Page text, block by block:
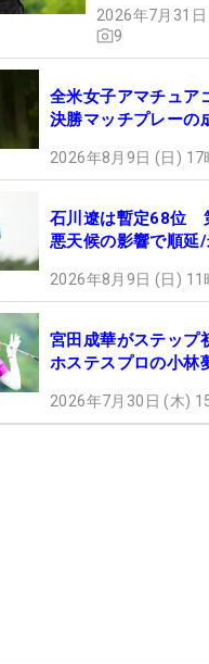
2026年7月31
9
全米女子アマチュ
決勝マッチプレーの
2026年8月9日 (日) 17
石川遼は暫定68位
悪天候の影響で順延
2026年8月9日 (日) 11
宮田成華がステッ
ホステスプロの小林
2026年7月30日 (木)